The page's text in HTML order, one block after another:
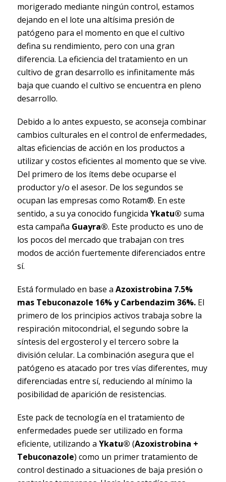
morigerado mediante ningún control, estamos
dejando en el lote una altísima presión de
patógeno para el momento en que el cultivo
defina su rendimiento, pero con una gran
diferencia. La eficiencia del tratamiento en un
cultivo de gran desarrollo es infinitamente más
baja que cuando el cultivo se encuentra en pleno
desarrollo.
Debido a lo antes expuesto, se aconseja combinar
cambios culturales en el control de enfermedades,
altas eficiencias de acción en los productos a
utilizar y costos eficientes al momento que se vive.
Del primero de los ítems debe ocuparse el
productor y/o el asesor. De los segundos se
ocupan las empresas como Rotam®. En este
sentido, a su ya conocido fungicida Ykatu® suma
esta campaña Guayra®. Este producto es uno de
los pocos del mercado que trabajan con tres
modos de acción fuertemente diferenciados entre
sí.
Está formulado en base a Azoxistrobina 7.5%
mas Tebuconazole 16% y Carbendazim 36%.El
primero de los principios activos trabaja sobre la
respiración mitocondrial, el segundo sobre la
síntesis del ergosterol y el tercero sobre la
división celular. La combinación asegura que el
patógeno es atacado por tres vías diferentes, muy
diferenciadas entre sí, reduciendo al mínimo la
posibilidad de aparición de resistencias.
Este pack de tecnología en el tratamiento de
enfermedades puede ser utilizado en forma
eficiente, utilizando a Ykatu® (Azoxistrobina +
Tebuconazole) como un primer tratamiento de
control destinado a situaciones de baja presión o